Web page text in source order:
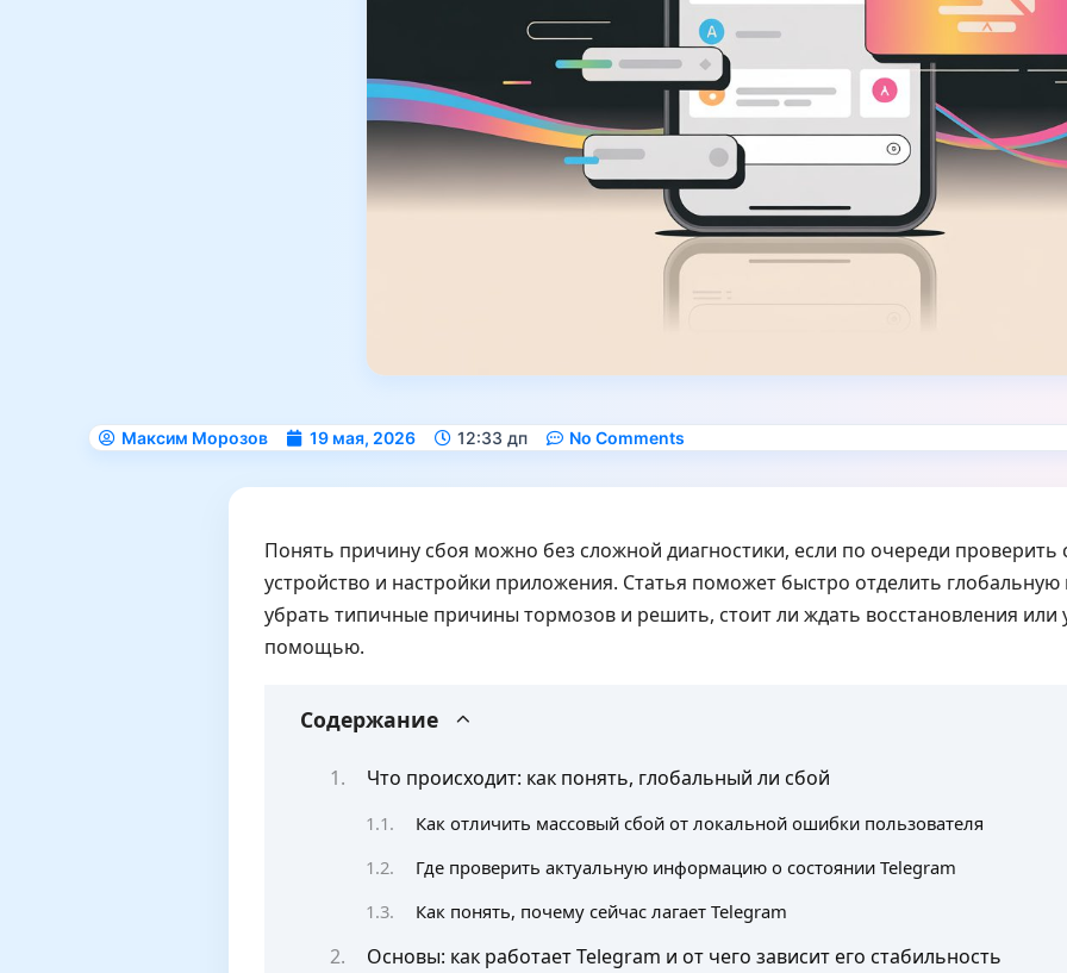
Максим Морозов 19 мая, 2026 12:33 дп No Comments
Понять причину сбоя можно без сложной диагностики, если по очереди проверить
устройство и настройки приложения. Статья поможет быстро отделить
убрать типичные причины тормозов и решить, стоит ли ждать восстановления или
помощью.
Содержание
Что происходит: как понять, глобальный ли сбой
Как отличить массовый сбой от локальной ошибки пользователя
Где проверить актуальную информацию о состоянии Telegram
Как понять, почему сейчас лагает Telegram
Основы: как работает Telegram и от чего зависит его стабильность